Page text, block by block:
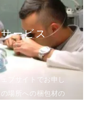
ービス
ブサイトでお申し
場所への梱包材の